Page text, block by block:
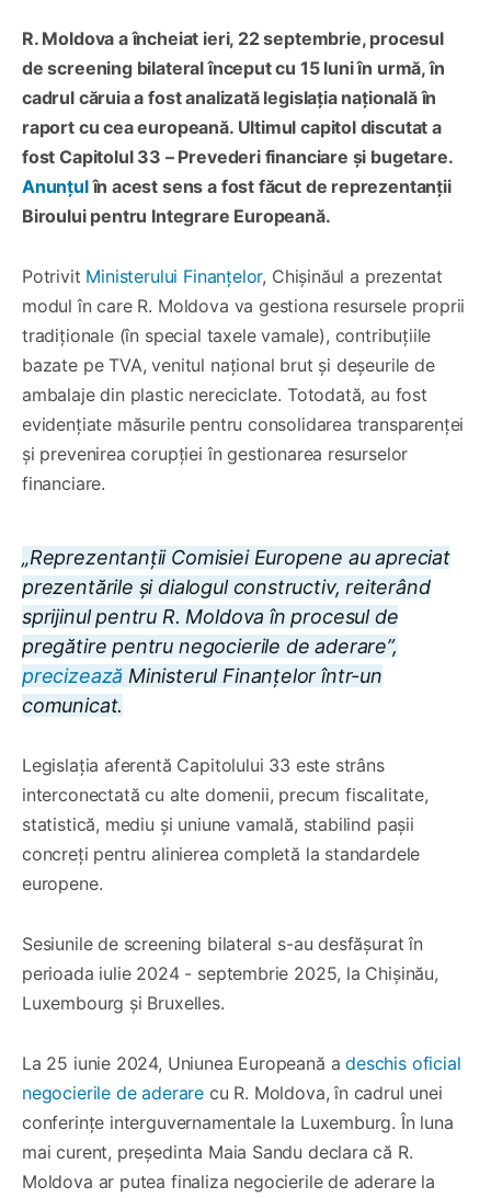
R. Moldova a încheiat ieri, 22 septembrie, procesul
de screening bilateral început cu 15 luni în urmă, în
cadrul căruia a fost analizată legislația națională în
raport cu cea europeană. Ultimul capitol discutat a
fost Capitolul 33 – Prevederi financiare și bugetare.
Anunțulîn acest sens a fost făcut de reprezentanții
Biroului pentru Integrare Europeană.
Potrivit Ministerului Finanțelor, Chișinăul a prezentat
modul în care R. Moldova va gestiona resursele proprii
tradiționale (în special taxele vamale), contribuțiile
bazate pe TVA, venitul național brut și deșeurile de
ambalaje din plastic nereciclate. Totodată, au fost
evidențiate măsurile pentru consolidarea transparenței
și prevenirea corupției în gestionarea resurselor
financiare.
„Reprezentanții Comisiei Europene au apreciat
prezentările și dialogul constructiv, reiterând
sprijinul pentru R. Moldova în procesul de
pregătire pentru negocierile de aderare”,
precizează Ministerul Finanțelor într-un
comunicat.
Legislația aferentă Capitolului 33 este strâns
interconectată cu alte domenii, precum fiscalitate,
statistică, mediu și uniune vamală, stabilind pașii
concreți pentru alinierea completă la standardele
europene.
Sesiunile de screening bilateral s-au desfășurat în
perioada iulie 2024 - septembrie 2025, la Chișinău,
Luxembourg și Bruxelles.
La 25 iunie 2024, Uniunea Europeană adeschis oficial
negocierile de aderare cu R. Moldova, în cadrul unei
conferințe interguvernamentale la Luxemburg. În luna
mai curent, președinta Maia Sandu declara că R.
Moldova ar putea finaliza negocierile de aderare la